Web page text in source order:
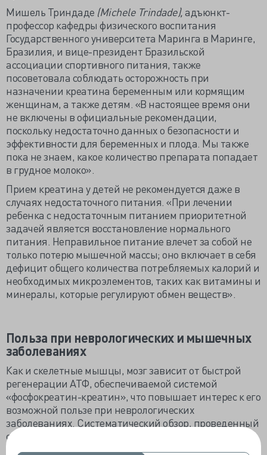
Мишель Триндаде (Michele Trindade),адъюнкт-
профессор кафедры физического воспитания
Государственного университета Маринга в Маринге,
Бразилия, и вице-президент Бразильской
ассоциации спортивного питания, также
посоветовала соблюдать осторожность при
назначении креатина беременным или кормящим
женщинам, а также детям. «В настоящее время они
не включены в официальные рекомендации,
поскольку недостаточно данных о безопасности и
эффективности для беременных и плода. Мы также
пока не знаем, какое количество препарата попадает
в грудное молоко».
Прием креатина у детей не рекомендуется даже в
случаях недостаточного питания. «При лечении
ребенка с недостаточным питанием приоритетной
задачей является восстановление нормального
питания. Неправильное питание влечет за собой не
только потерю мышечной массы; оно включает в себя
дефицит общего количества потребляемых калорий и
необходимых микроэлементов, таких как витамины и
минералы, которые регулируют обмен веществ».
Польза при неврологических и мышечных
заболеваниях
Как и скелетные мышцы, мозг зависит от быстрой
регенерации АТФ, обеспечиваемой системой
«фосфокреатин-креатин», что повышает интерес к его
возможной пользе при неврологических
заболеваниях. Систематический обзор, проведенный
среди здоровых пожилых людей, показал, что
пероральный прием креатина может улучшить